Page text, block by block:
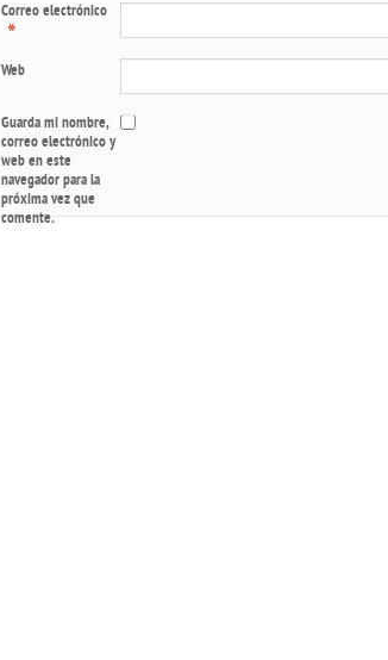
Correo electrónico
*
Web
Guarda mi nombre,
correo electrónico y
web en este
navegador para la
próxima vez que
comente.